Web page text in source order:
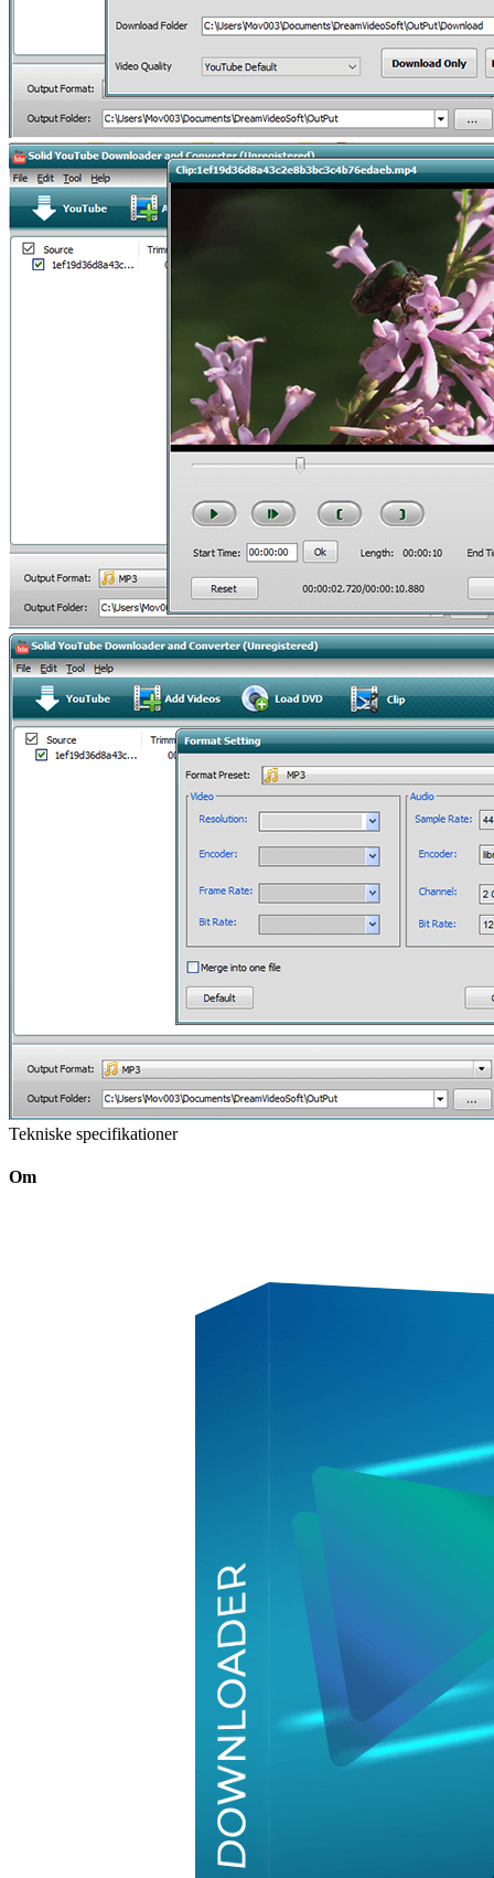
Tekniske specifikationer
Om